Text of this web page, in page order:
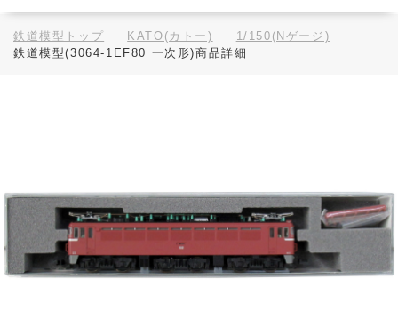
鉄道模型トップ KATO(カトー)
1/150(Nゲージ)
鉄道模型(3064-1EF80 一次形)商品詳細